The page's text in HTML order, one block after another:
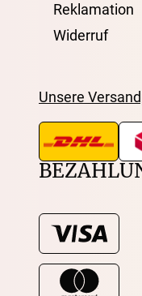
Reklamation
Widerruf
Unsere